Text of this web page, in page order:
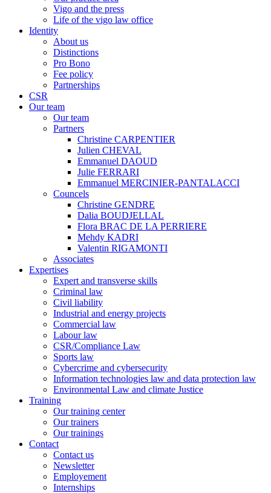
Vigo and the press
Life of the vigo law office
Identity
About us
Distinctions
Pro Bono
Fee policy
Partnerships
CSR
Our team
Our team
Partners
Christine CARPENTIER
Julien CHEVAL
Emmanuel DAOUD
Julie FERRARI
Emmanuel MERCINIER-PANTALACCI
Councels
Christine GENDRE
Dalia BOUDJELLAL
Flora BRAC DE LA PERRIERE
Mehdy KADRI
Valentin RIGAMONTI
Associates
Expertises
Expert and transverse skills
Criminal law
Civil liability
Industrial and energy projects
Commercial law
Labour law
CSR/Compliance Law
Sports law
Cybercrime and cybersecurity
Information technologies law and data protection law
Environmental Law and climate Justice
Training
Our training center
Our trainers
Our trainings
Contact
Contact us
Newsletter
Employement
Internships